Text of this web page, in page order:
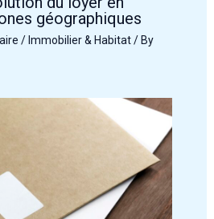
géographiques
/Immobilier & Habitat/ By